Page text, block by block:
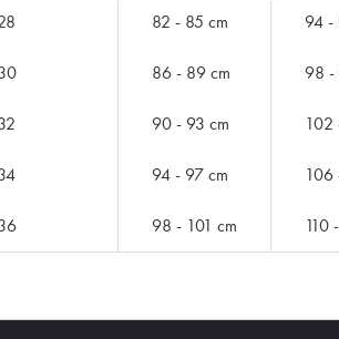
82 - 85 cm 94 -
86 - 89 cm 98 -
90 - 93 cm 102
94 - 97 cm 106
98 - 101 cm 110
ZNAČKY PODLE